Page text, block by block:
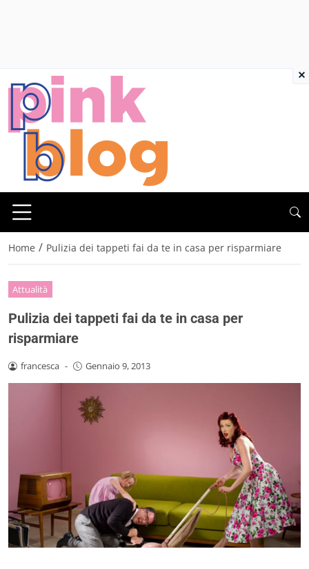
Home / Pulizia dei tappeti fai da te in casa per risparmiare
Attualità
Pulizia dei tappeti fai da te in casa per
risparmiare
francesca - Gennaio 9, 2013
×